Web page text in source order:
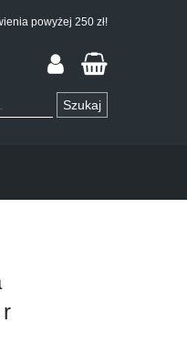
powyżej 250 zł!
Szukaj